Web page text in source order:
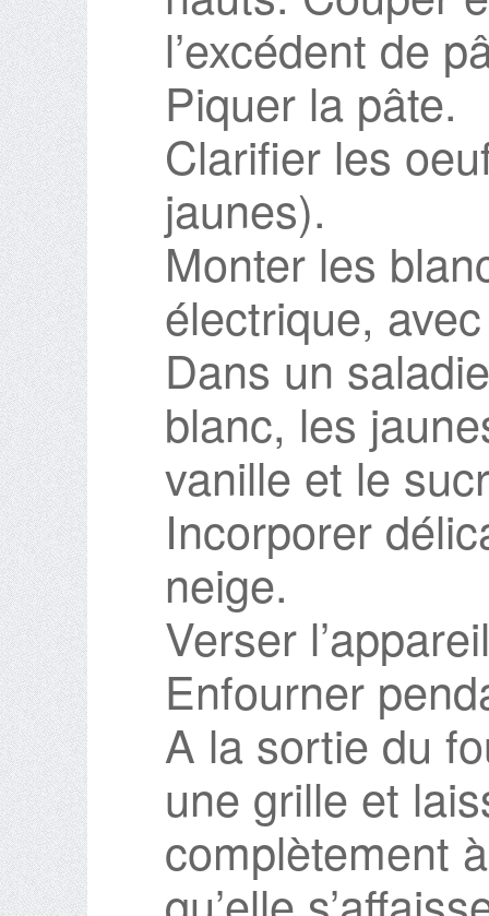
l’excédent de
Piquer la pâte.
Clarifier les
jaunes).
Monter les
électrique,
Dans un
blanc, les
vanille et le
Incorporer
neige.
Verser
Enfourner
A la sortie du
une grille et
complètement